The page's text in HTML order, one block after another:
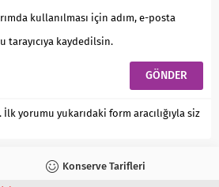
kullanılması için adım, e-posta
tarayıcıya kaydedilsin.
İlk yorumu yukarıdaki form aracılığıyla siz
Konserve Tarifleri